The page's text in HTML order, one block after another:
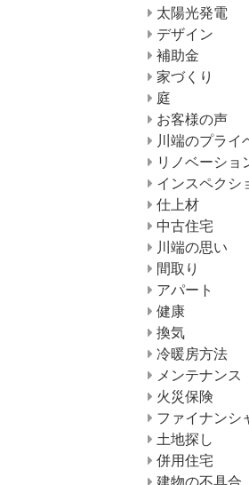
太陽光発電
デザイン
補助金
家づくり
庭
お客様の声
川端のプライ
リノベーショ
インスペクシ
仕上材
中古住宅
川端の思い
間取り
アパート
健康
換気
冷暖房方法
メンテナンス
火災保険
ファイナンシ
土地探し
併用住宅
建物の不具合